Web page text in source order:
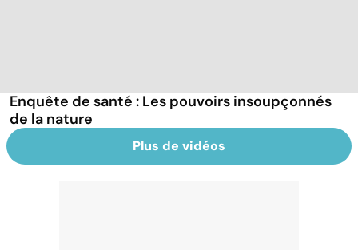
Enquête de santé : Les pouvoirs insoupçonnés
de la nature
Plus de vidéos